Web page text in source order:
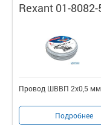
Rexant 01-
Провод ШВВП 2х0,5
Подробнее